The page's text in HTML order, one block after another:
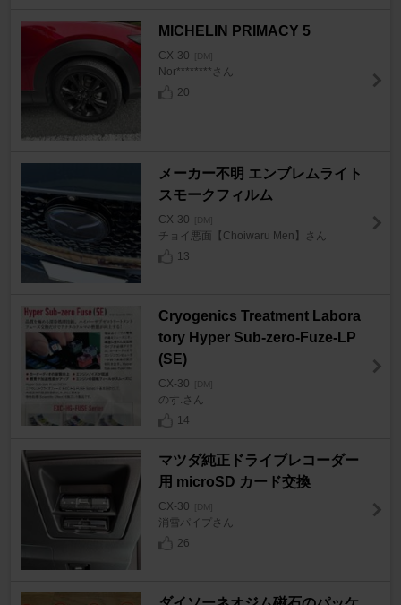
MICHELIN PRIMACY 5
CX-30 [DM]
Nor********さん
20
メーカー不明 エンブレムライト
スモークフィルム
CX-30 [DM]
チョイ悪面【Choiwaru Men】さん
13
Cryogenics Treatment Labora
tory Hyper Sub-zero-Fuze-LP
(SE)
CX-30 [DM]
のす.さん
14
マツダ純正ドライブレコーダー
用 microSD カード交換
CX-30 [DM]
消雪パイプさん
26